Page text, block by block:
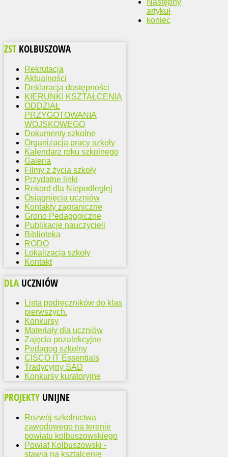
artykuł
koniec
ZST KOLBUSZOWA
Rekrutacja
Aktualności
Deklaracja dostępności
KIERUNKI KSZTAŁCENIA
ODDZIAŁ
PRZYGOTOWANIA
WOJSKOWEGO
Dokumenty szkolne
Organizacja pracy szkoły
Kalendarz roku szkolnego
Galeria
Filmy z życia szkoły
Przydatne linki
Rekord dla Niepodległej
Osiągnięcia uczniów
Kontakty zagraniczne
Grono Pedagogiczne
Publikacje nauczycieli
Biblioteka
RODO
Lokalizacja szkoły
Kontakt
DLA UCZNIÓW
Lista podręczników do klas
pierwszych.
Konkursy
Materiały dla uczniów
Zajęcia pozalekcyjne
Pedagog szkolny
CISCO IT Essentials
Tradycyjny SAD
Konkursy kuratoryjne
PROJEKTY UNIJNE
Rozwój szkolnictwa
zawodowego na terenie
powiatu kolbuszowskiego
Powiat Kolbuszowski -
stawia na ksztalcenie